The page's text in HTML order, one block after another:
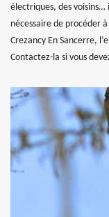
électriques, des voisins…
nécessaire de procéder
Crezancy En Sancerre,
Contactez-la si vous